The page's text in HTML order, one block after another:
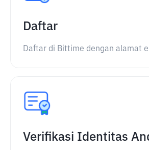
Daftar
Daftar di Bittime dengan alamat
Verifikasi Identitas